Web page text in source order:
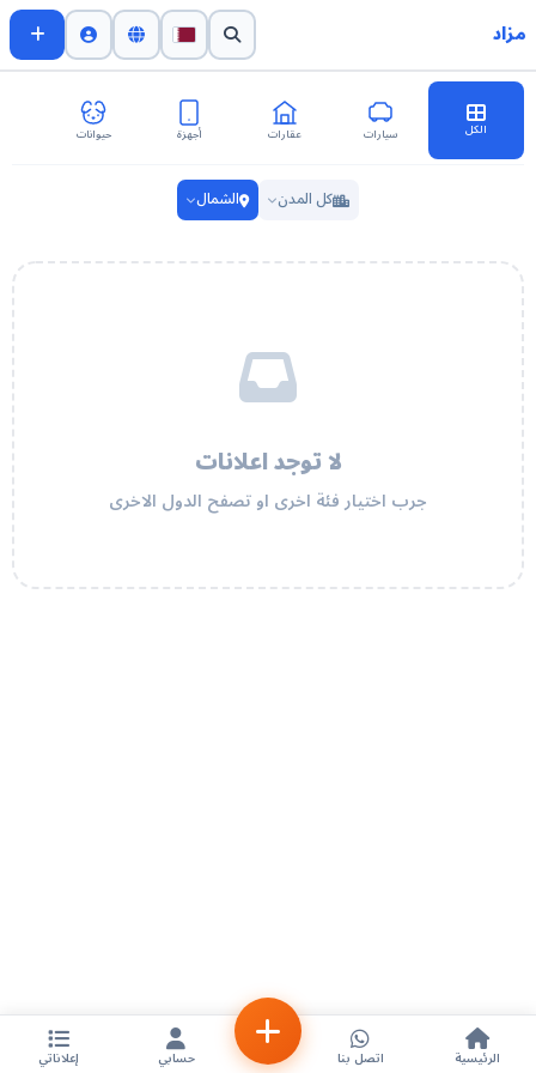
مزاد
الكل سيارات عقارات أجهزة حيوانات
كل المدن الشمال
لا توجد اعلانات
جرب اختيار فئة اخرى او تصفح الدول الاخرى
الرئيسية اتصل بنا حسابي إعلاناتي